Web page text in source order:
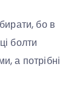
бо в
болти
а потрібні